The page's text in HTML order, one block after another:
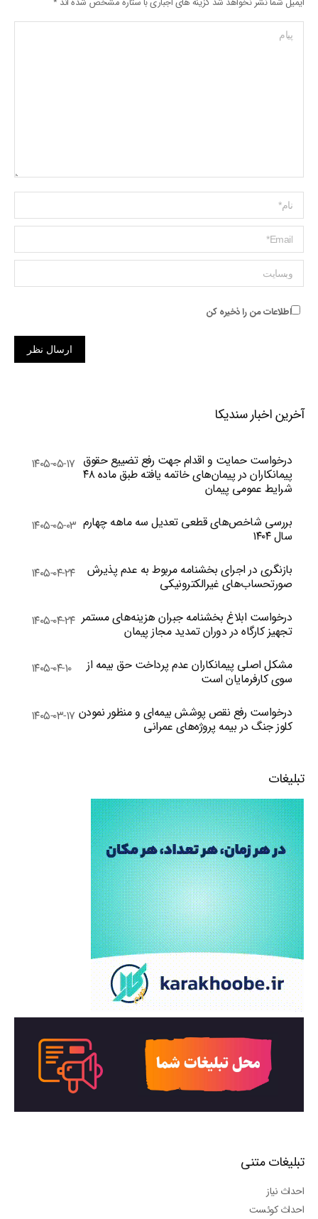
پیام
Name *
ایمیل *
وبسایت
اطلاعات من را ذخیره کن
ارسال نظر
آخرین اخبار سندیکا
درخواست حمایت و اقدام جهت رفع تضییع حقوق
پیمانکاران در پیمان‌های خاتمه یافته طبق ماده ۴۸
شرایط عمومی پیمان
۱۴۰۵-۰۵-۱۷
بررسی شاخص‌های قطعی تعدیل سه ماهه چهارم
سال ۱۴۰۴
۱۴۰۵-۰۵-۰۳
بازنگری در اجرای بخشنامه مربوط به عدم پذیرش
صورتحساب‌های غیرالکترونیکی
۱۴۰۵-۰۴-۲۴
درخواست ابلاغ بخشنامه جبران هزینه‌های مستمر
تجهیز کارگاه در دوران تمدید مجاز پیمان
۱۴۰۵-۰۴-۲۴
مشکل اصلی پیمانکاران عدم پرداخت حق بیمه از
سوی کارفرمایان است
۱۴۰۵-۰۴-۱۰
درخواست رفع نقص پوشش بیمه‌ای و منظور نمودن
کلوز جنگ در بیمه پروژه‌های عمرانی
۱۴۰۵-۰۳-۱۷
تبلیغات
تبلیغات متنی
احداث نیاز
احداث کوئست